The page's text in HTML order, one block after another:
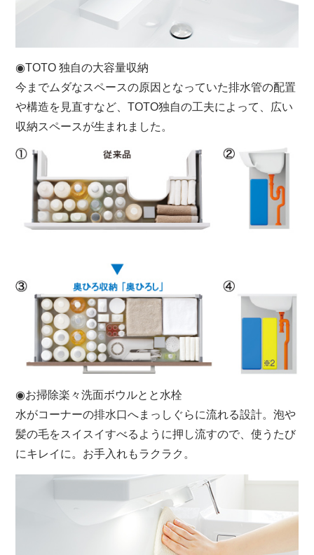
◉TOTO 独自の大容量収納
今までムダなスペースの原因となっていた排水管の配置
や構造を見直すなど、TOTO独自の工夫によって、広い
収納スペースが生まれました。
◉お掃除楽々洗面ボウルとと水栓
水がコーナーの排水口へまっしぐらに流れる設計。泡や
髪の毛をスイスイすべるように押し流すので、使うたび
にキレイに。お手入れもラクラク。